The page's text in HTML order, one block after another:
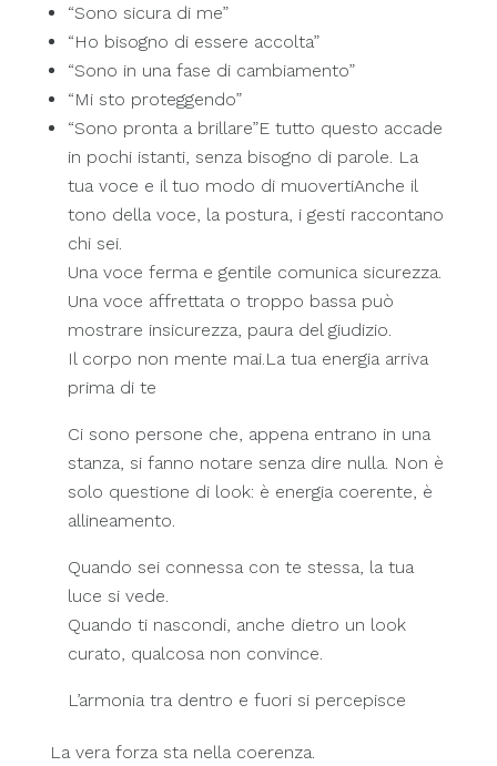
“Sono sicura di me”
“Ho bisogno di essere accolta”
“Sono in una fase di cambiamento”
“Mi sto proteggendo”
“Sono pronta a brillare”E tutto questo accade
in pochi istanti, senza bisogno di parole. La
tua voce e il tuo modo di muovertiAnche il
tono della voce, la postura, i gesti raccontano
chi sei.
Una voce ferma e gentile comunica sicurezza.
Una voce affrettata o troppo bassa può
mostrare insicurezza, paura del giudizio.
Il corpo non mente mai.La tua energia arriva
prima di te
Ci sono persone che, appena entrano in una
stanza, si fanno notare senza dire nulla. Non è
solo questione di look: è energia coerente, è
allineamento.
Quando sei connessa con te stessa, la tua
luce si vede.
Quando ti nascondi, anche dietro un look
curato, qualcosa non convince.
L’armonia tra dentro e fuori si percepisce
La vera forza sta nella coerenza.